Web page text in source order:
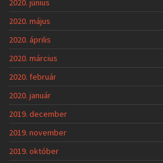
2020. június
2020. május
2020. április
2020. március
2020. február
2020. január
2019. december
2019. november
2019. október